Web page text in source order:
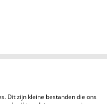
Cookiebeleid
Dit zijn kleine bestanden die ons